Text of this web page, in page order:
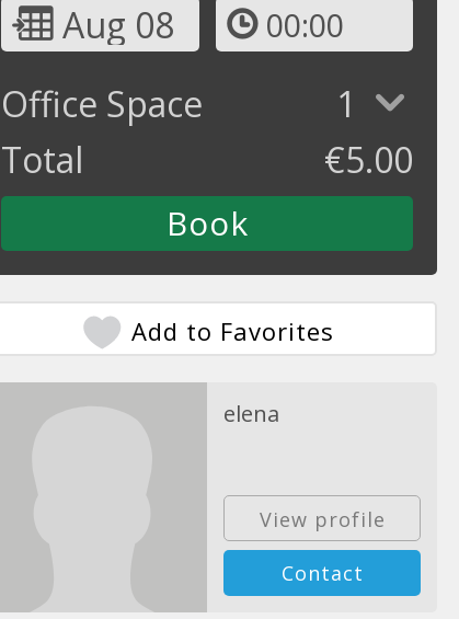
Aug 08 00:00
Office Space
1
Total
€5.00
Add to Favorites
elena
View profile
Contact